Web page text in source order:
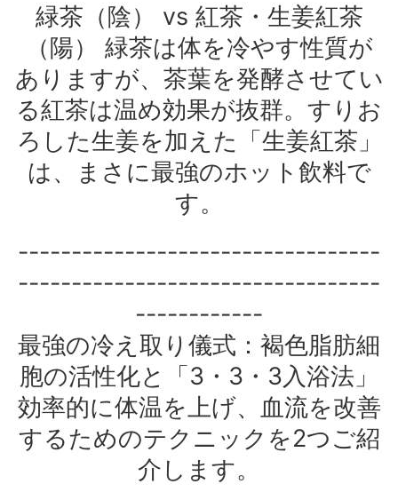
緑茶（陰） vs 紅茶・生姜紅茶
（陽） 緑茶は体を冷やす性質が
ありますが、茶葉を発酵させてい
る紅茶は温め効果が抜群。すりお
ろした生姜を加えた「生姜紅茶」
は、まさに最強のホット飲料で
す。
----------------------------------
----------------------------------
------------
最強の冷え取り儀式：褐色脂肪細
胞の活性化と「3・3・3入浴法」
効率的に体温を上げ、血流を改善
するためのテクニックを2つご紹
介します。